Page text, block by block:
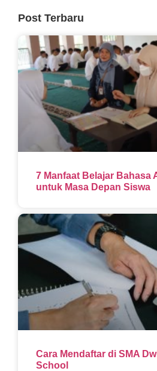
Post Terbaru
7 Manfaat Belajar Bahasa
untuk Masa Depan Siswa
Cara Mendaftar di SMA
School